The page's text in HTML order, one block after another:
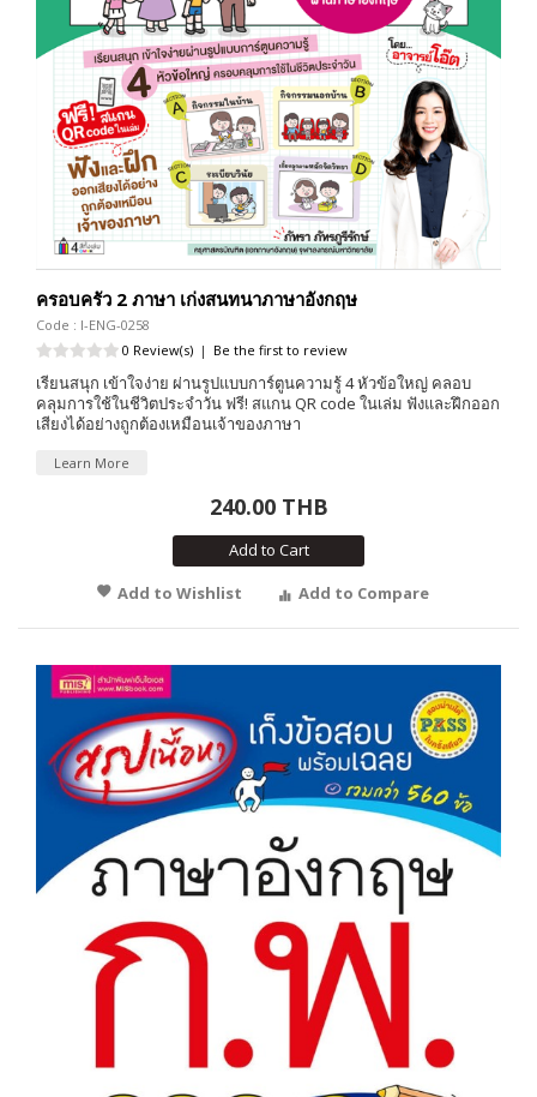
ครอบครัว 2 ภาษา เก่งสนทนาภาษาอังกฤษ
Code : I-ENG-0258
0 Review(s) | Be the first to review
เรียนสนุก เข้าใจง่าย ผ่านรูปแบบการ์ตูนความรู้ 4 หัวข้อใหญ่ คลอบ
คลุมการใช้ในชีวิตประจำวัน ฟรี! สแกน QR code ในเล่ม ฟังและฝึกออก
เสียงได้อย่างถูกต้องเหมือนเจ้าของภาษา
Learn More
240.00 THB
Add to Cart
Add to Wishlist
Add to Compare